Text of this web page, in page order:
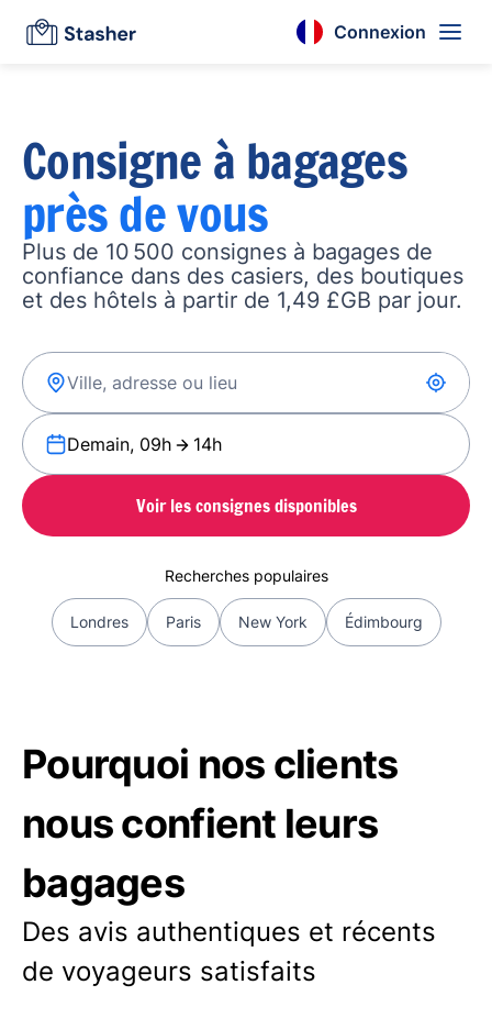
Connexion
Consigne à bagages
près de vous
Plus de 10 500 consignes à bagages de
confiance dans des casiers, des boutiques
et des hôtels à partir de 1,49 £GB par jour.
Demain, 09h 14h
Voir les consignes disponibles
Recherches populaires
Londres Paris New York Édimbourg
Pourquoi nos clients
nous confient leurs
bagages
Des avis authentiques et récents
de voyageurs satisfaits